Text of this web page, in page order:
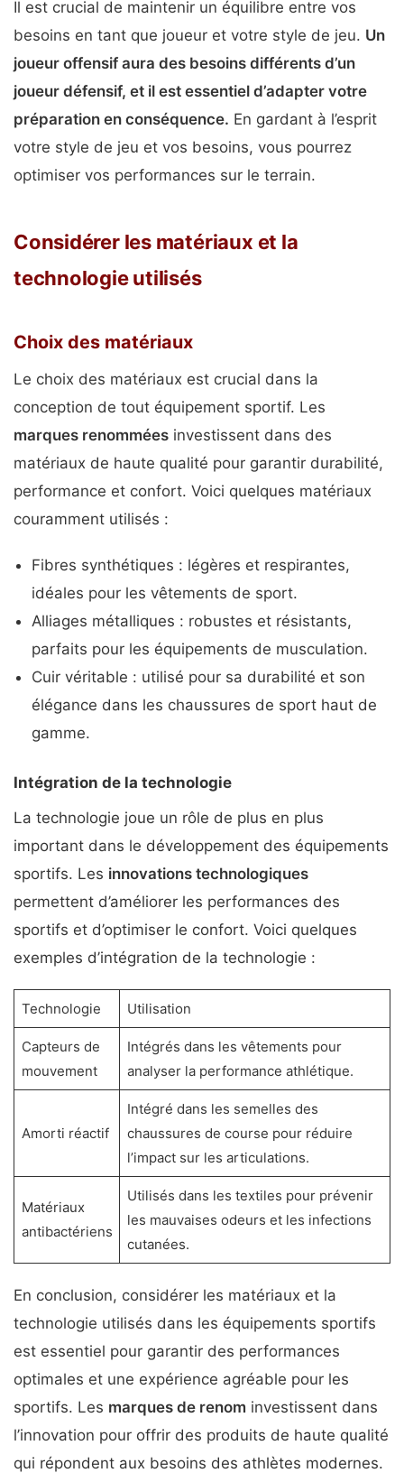
Il est crucial de maintenir un équilibre entre vos
besoins en tant que joueur et votre style de jeu. Un
joueur offensif aura des besoins différents d’un
joueur défensif, et il est essentiel d’adapter votre
préparation en conséquence. En gardant à l’esprit
votre style de jeu et vos besoins, vous pourrez
optimiser vos performances sur le terrain.
Considérer les matériaux et la
technologie utilisés
Choix des matériaux
Le choix des matériaux est crucial dans la
conception de tout équipement sportif. Les
marques renommées investissent dans des
matériaux de haute qualité pour garantir durabilité,
performance et confort. Voici quelques matériaux
couramment utilisés :
Fibres synthétiques : légères et respirantes,
idéales pour les vêtements de sport.
Alliages métalliques : robustes et résistants,
parfaits pour les équipements de musculation.
Cuir véritable : utilisé pour sa durabilité et son
élégance dans les chaussures de sport haut de
gamme.
Intégration de la technologie
La technologie joue un rôle de plus en plus
important dans le développement des équipements
sportifs. Les innovations technologiques
permettent d’améliorer les performances des
sportifs et d’optimiser le confort. Voici quelques
exemples d’intégration de la technologie :
Technologie Utilisation
Capteurs de
mouvement
Intégrés dans les vêtements pour
analyser la performance athlétique.
Amorti réactif
Intégré dans les semelles des
chaussures de course pour réduire
l’impact sur les articulations.
Matériaux
antibactériens
Utilisés dans les textiles pour prévenir
les mauvaises odeurs et les infections
cutanées.
En conclusion, considérer les matériaux et la
technologie utilisés dans les équipements sportifs
est essentiel pour garantir des performances
optimales et une expérience agréable pour les
sportifs. Les marques de renom investissent dans
l’innovation pour offrir des produits de haute qualité
qui répondent aux besoins des athlètes modernes.